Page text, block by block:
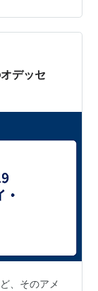
プロデュー
製作国：ア
デッセ
、そのアメ